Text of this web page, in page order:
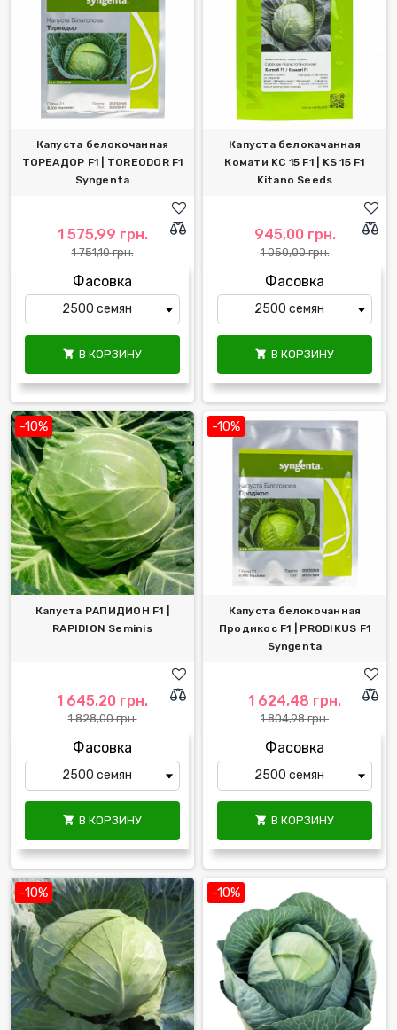
Капуста белокочанная
ТОРЕАДОР F1 | TOREODOR F1
Syngenta
1 575,99 грн.
1 751,10 грн.
Фасовка
 В КОРЗИНУ
Капуста белокачанная
Комати KC 15 F1 | KS 15 F1
Kitano Seeds
945,00 грн.
1 050,00 грн.
Фасовка
 В КОРЗИНУ
-10%
Капуста РАПИДИОН F1 |
RAPIDION Seminis
1 645,20 грн.
1 828,00 грн.
Фасовка
 В КОРЗИНУ
-10%
Капуста белокочанная
Продикос F1 | PRODIKUS F1
Syngenta
1 624,48 грн.
1 804,98 грн.
Фасовка
 В КОРЗИНУ
-10% -10%